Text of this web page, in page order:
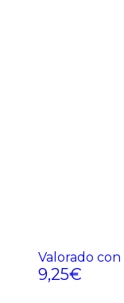
Valorado con
9,25€